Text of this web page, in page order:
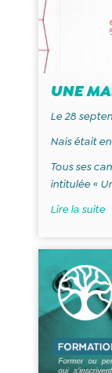
UNE
Le 28
Nais était
Tous ses
intitulée «
Lire la suite